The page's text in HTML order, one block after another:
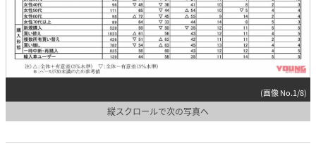
(画像 No.1/8)
縦スクロールで次の写真へ